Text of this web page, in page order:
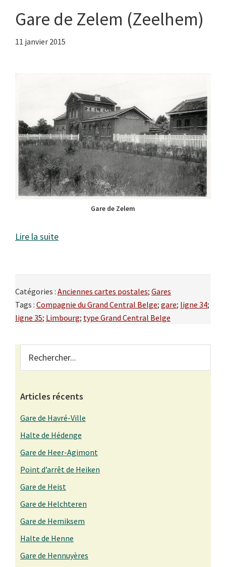
Gare de Zelem (Zeelhem)
11 janvier 2015
Gare de Zelem
Lire la suite
Catégories : Anciennes cartes postales; Gares
Tags : Compagnie du Grand Central Belge; gare; ligne 34;
ligne 35; Limbourg; type Grand Central Belge
Primary
Sidebar
Articles récents
Gare de Havré-Ville
Halte de Hédenge
Gare de Heer-Agimont
Point d’arrêt de Heiken
Gare de Heist
Gare de Helchteren
Gare de Hemiksem
Halte de Henne
Gare de Hennuyères